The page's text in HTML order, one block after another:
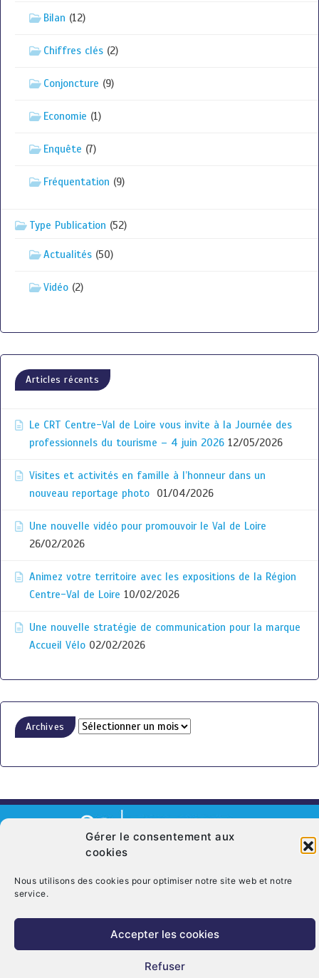
Gérer le consentement aux
cookies
Nous utilisons des cookies pour optimiser notre site web et notre
service.
Accepter les cookies
Refuser
Bilan (12)
Chiffres clés (2)
Conjoncture (9)
Economie (1)
Enquête (7)
Fréquentation (9)
Type Publication (52)
Actualités (50)
Vidéo (2)
Articles récents
Le CRT Centre-Val de Loire vous invite à la Journée des
professionnels du tourisme – 4 juin 2026 12/05/2026
Visites et activités en famille à l’honneur dans un
nouveau reportage photo
01/04/2026
Une nouvelle vidéo pour promouvoir le Val de Loire
26/02/2026
Animez votre territoire avec les expositions de la Région
Centre-Val de Loire 10/02/2026
Une nouvelle stratégie de communication pour la marque
Accueil Vélo 02/02/2026
Archives
Qui sommes nous ? Mentions légales Politique de cookies (UE)